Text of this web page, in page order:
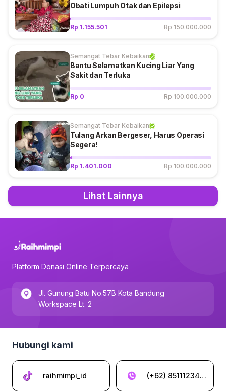
Obati Lumpuh Otak dan Epilepsi
Rp 1.155.501 Rp 150.000.000
Semangat Tebar Kebaikan
Bantu Selamatkan Kucing Liar Yang
Sakit dan Terluka
Rp 0 Rp 100.000.000
Semangat Tebar Kebaikan
Tulang Arkan Bergeser, Harus Operasi
Segera!
Rp 1.401.000 Rp 100.000.000
Lihat Lainnya
Platform Donasi Online Terpercaya
Jl. Gunung Batu No.57B Kota Bandung
Workspace Lt. 2
Hubungi kami
raihmimpi_id (+62) 85111234962